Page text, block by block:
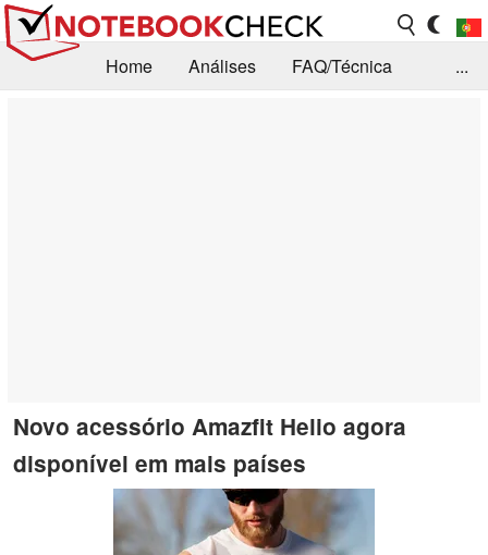
Home Análises
FAQ/Técnica
...
Novo acessório Amazfit Helio agora
disponível em mais países